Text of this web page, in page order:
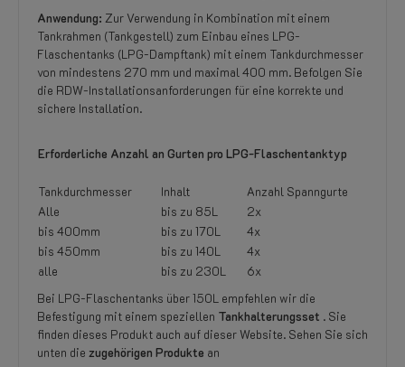
Anwendung: Zur Verwendung in Kombination mit einem
Tankrahmen (Tankgestell) zum Einbau eines LPG-
Flaschentanks (LPG-Dampftank) mit einem Tankdurchmesser
von mindestens 270 mm und maximal 400 mm. Befolgen Sie
die RDW-Installationsanforderungen für eine korrekte und
sichere Installation.
Erforderliche Anzahl an Gurten pro LPG-Flaschentanktyp
Tankdurchmesser Inhalt
Anzahl Spanngurte
Alle
bis zu 85L
2x
bis 400mm
bis zu 170L
4x
bis 450mm
bis zu 140L
4x
alle
bis zu 230L
6x
Bei LPG-Flaschentanks über 150L empfehlen wir die
Befestigung mit einem speziellen Tankhalterungsset . Sie
finden dieses Produkt auch auf dieser Website. Sehen Sie sich
unten die zugehörigen Produkte an